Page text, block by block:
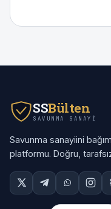
SSBülten
SAVUNMA SANAYI
Savunma sanayiini
platformu. Doğru,